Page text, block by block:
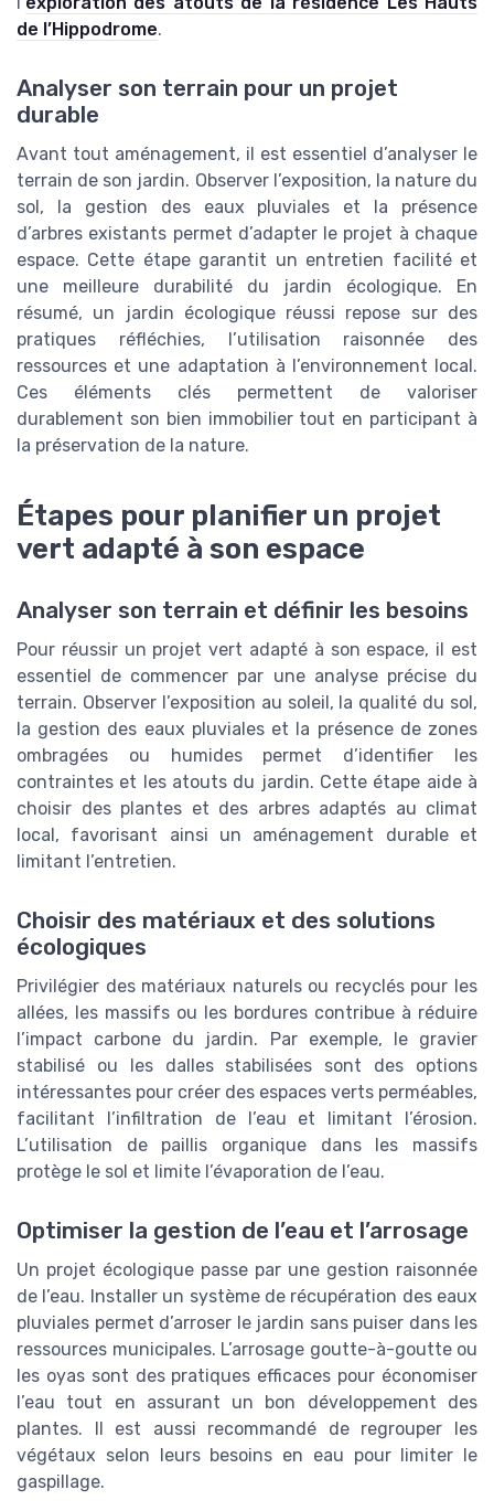
de l’Hippodrome.
Analyser son terrain pour un projet
durable
Avant tout aménagement, il est essentiel d’analyser le
terrain de son jardin. Observer l’exposition, la nature du
sol, la gestion des eaux pluviales et la présence
d’arbres existants permet d’adapter le projet à chaque
espace. Cette étape garantit un entretien facilité et
une meilleure durabilité du jardin écologique. En
résumé, un jardin écologique réussi repose sur des
pratiques réfléchies, l’utilisation raisonnée des
ressources et une adaptation à l’environnement local.
Ces éléments clés permettent de valoriser
durablement son bien immobilier tout en participant à
la préservation de la nature.
Étapes pour planifier un projet
vert adapté à son espace
Analyser son terrain et définir les besoins
Pour réussir un projet vert adapté à son espace, il est
essentiel de commencer par une analyse précise du
terrain. Observer l’exposition au soleil, la qualité du sol,
la gestion des eaux pluviales et la présence de zones
ombragées ou humides permet d’identifier les
contraintes et les atouts du jardin. Cette étape aide à
choisir des plantes et des arbres adaptés au climat
local, favorisant ainsi un aménagement durable et
limitant l’entretien.
Choisir des matériaux et des solutions
écologiques
Privilégier des matériaux naturels ou recyclés pour les
allées, les massifs ou les bordures contribue à réduire
l’impact carbone du jardin. Par exemple, le gravier
stabilisé ou les dalles stabilisées sont des options
intéressantes pour créer des espaces verts perméables,
facilitant l’infiltration de l’eau et limitant l’érosion.
L’utilisation de paillis organique dans les massifs
protège le sol et limite l’évaporation de l’eau.
Optimiser la gestion de l’eau et l’arrosage
Un projet écologique passe par une gestion raisonnée
de l’eau. Installer un système de récupération des eaux
pluviales permet d’arroser le jardin sans puiser dans les
ressources municipales. L’arrosage goutte-à-goutte ou
les oyas sont des pratiques efficaces pour économiser
l’eau tout en assurant un bon développement des
plantes. Il est aussi recommandé de regrouper les
végétaux selon leurs besoins en eau pour limiter le
gaspillage.